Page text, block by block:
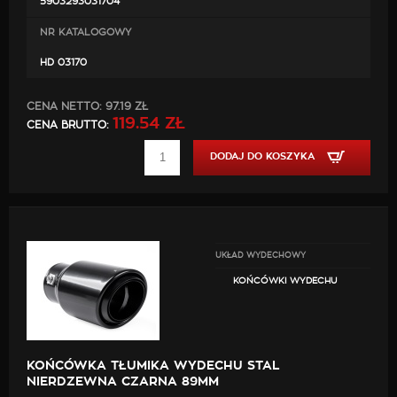
jedną z kluczowych funkcji zapewniających komfort
jazdy.
Średnica montażowa: 36mm-54mm
NR KATALOGOWY
HD 03170
CENA NETTO: 97.19 ZŁ
CENA BRUTTO: 119.54 ZŁ
DODAJ DO KOSZYKA
UKŁAD WYDECHOWY
KOŃCÓWKI WYDECHU
KOŃCÓWKA TŁUMIKA WYDECHU STAL
NIERDZEWNA CZARNA 89MM